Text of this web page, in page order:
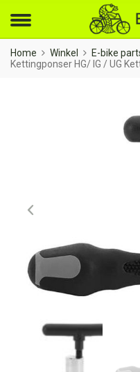
Home Winkel E-bike
Kettingponser HG/ IG / UG